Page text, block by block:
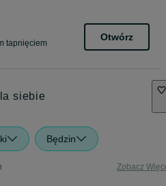
tapnięciem
Otwórz
siebie
Będzin
Zobacz